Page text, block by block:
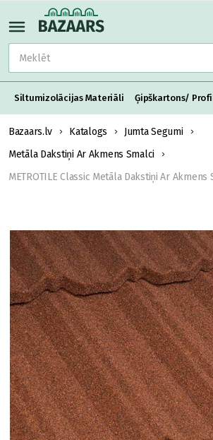
Siltumizolācijas Materiāli Ģipškartons/
Bazaars.lv Katalogs
Jumta Segumi
Metāla Dakstiņi Ar Akmens Smalci
METROTILE Classic Metāla Dakstiņi Ar Akmens